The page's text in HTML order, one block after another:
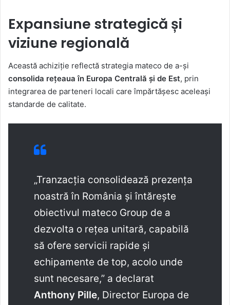
Expansiune strategică și
viziune regională
Această achiziție reflectă strategia mateco de a-și
consolida rețeaua în Europa Centrală și de Est, prin
integrarea de parteneri locali care împărtășesc aceleași
standarde de calitate.
„Tranzacția consolidează prezența
noastră în România și întărește
obiectivul mateco Group de a
dezvolta o rețea unitară, capabilă
să ofere servicii rapide și
echipamente de top, acolo unde
sunt necesare,” a declarat
Anthony Pille, Director Europa de